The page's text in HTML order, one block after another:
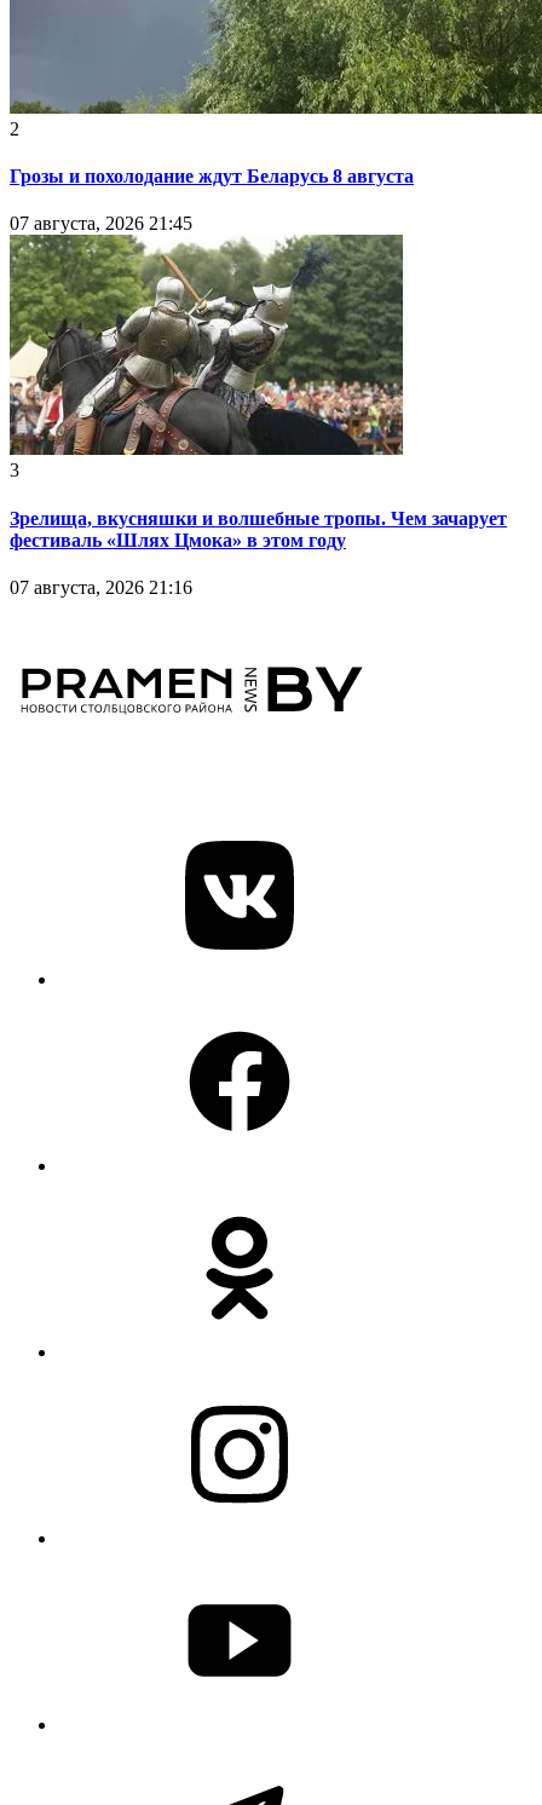
2
Грозы и похолодание ждут Беларусь 8 августа
07 августа, 2026 21:45
3
Зрелища, вкусняшки и волшебные тропы. Чем зачарует
фестиваль «Шлях Цмока» в этом году
07 августа, 2026 21:16